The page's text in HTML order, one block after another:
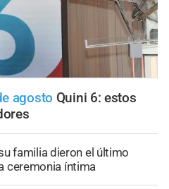
agosto Quini 6: estos
familia dieron el último
ceremonia íntima